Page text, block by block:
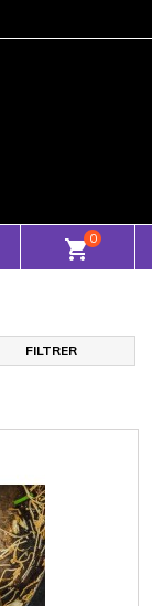
shopping_cart0
FILTRER